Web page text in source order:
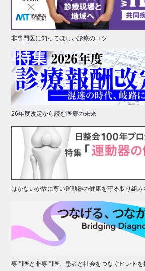
非専門医に知ってほしい診療のコツ
26年度改定から読む医療の未来
はかないが故に尊い運動器の健康を守る取り組み
専門医と非専門医、患者と社会をつなぐヒントを